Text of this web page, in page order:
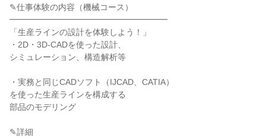
✎仕事体験の内容（機械コース）
━━━━━━━━━━━━━━━━━━━
「生産ラインの設計を体験しよう！」
・2D・3D-CADを使った設計、
シミュレーション、構造解析等
・実務と同じCADソフト（IJCAD、CATIA）
を使った生産ラインを構成する
部品のモデリング
✎詳細